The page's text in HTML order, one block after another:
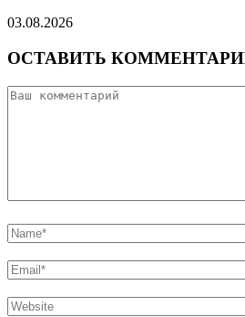
03.08.2026
ОСТАВИТЬ